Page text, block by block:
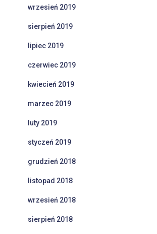
wrzesień 2019
sierpień 2019
lipiec 2019
czerwiec 2019
kwiecień 2019
marzec 2019
luty 2019
styczeń 2019
grudzień 2018
listopad 2018
wrzesień 2018
sierpień 2018